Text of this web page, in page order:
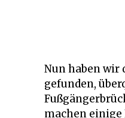
Nun haben wir
gefunden,
machen einige